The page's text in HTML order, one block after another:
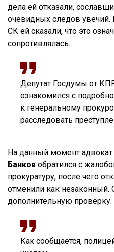
дела ей отказали,
очевидных следов увечий.
СК ей сказали, что это
сопротивлялась.
Депутат Госдумы от
ознакомился с
к генеральному
расследовать
На данный момент
Банков обратился с
прокуратуру, после чего
отменили как незаконный.
дополнительную проверку.
Как сообщается,